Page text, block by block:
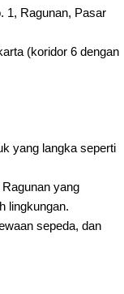
1, Ragunan, Pasar
(koridor 6 dengan
yang langka seperti
yang
lingkungan.
sepeda, dan